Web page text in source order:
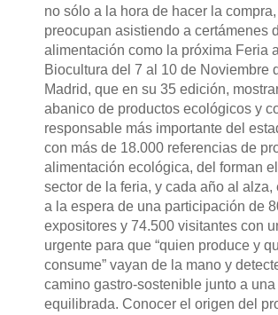
no sólo a la hora de hacer la
preocupan asistiendo a certámenes
alimentación como la próxima Feria
Biocultura del 7 al 10 de Noviembre
Madrid, que en su 35 edición,
abanico de productos ecológicos y
responsable más importante del
con más de 18.000 referencias de
alimentación ecológica, del forman
sector de la feria, y cada año al alza,
a la espera de una participación de
expositores y 74.500 visitantes con
urgente para que “quien produce y
consume” vayan de la mano y
camino gastro-sostenible junto a
equilibrada. Conocer el origen del